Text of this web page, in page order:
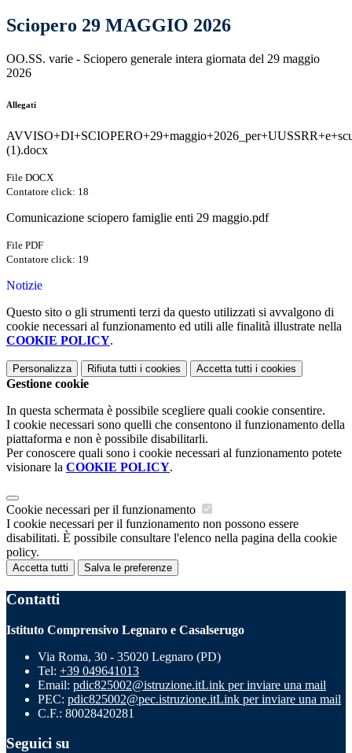
Sciopero 29 MAGGIO 2026
OO.SS. varie - Sciopero generale intera giornata del 29 maggio
2026
Allegati
(1).docx
File DOCX
Contatore click: 18
Comunicazione sciopero famiglie enti 29 maggio.pdf
File PDF
Contatore click: 19
Notizie
Questo sito o gli strumenti terzi da questo utilizzati si avvalgono di
cookie necessari al funzionamento ed utili alle finalità illustrate nella
COOKIE POLICY.
Personalizza Rifiuta tutti i cookies Accetta tutti i cookies
Gestione cookie
In questa schermata è possibile scegliere quali cookie consentire.
I cookie necessari sono quelli che consentono il funzionamento della
piattaforma e non è possibile disabilitarli.
Per conoscere quali sono i cookie necessari al funzionamento potete
visionare la COOKIE POLICY.
Cookie necessari per il funzionamento
I cookie necessari per il funzionamento non possono essere
disabilitati. È possibile consultare l'elenco nella pagina della cookie
policy.
Accetta tutti Salva le preferenze
Contatti
Istituto Comprensivo Legnaro e Casalserugo
Via Roma, 30 - 35020 Legnaro (PD)
Tel: +39 049641013
Email: pdic825002@istruzione.itLink per inviare una mail
PEC: pdic825002@pec.istruzione.itLink per inviare una mail
C.F.: 80028420281
Seguici su